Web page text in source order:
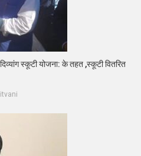
स्कूटी योजना: के तहत ,स्कूटी वितरित